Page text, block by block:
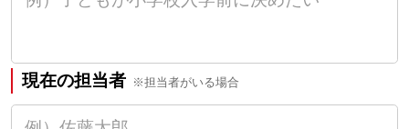
現在の担当者 ※担当者がいる場合